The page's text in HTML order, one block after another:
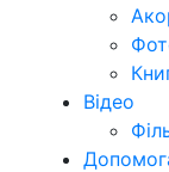
Відео